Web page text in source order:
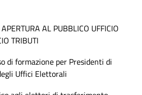
AL PUBBLICO UFFICIO
TRIBUTI
di formazione per Presidenti di
Uffici Elettorali